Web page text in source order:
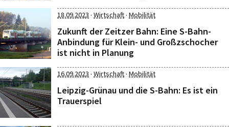
18.09.2023 · Wirtschaft· Mobilität
Zukunft der Zeitzer Bahn: Eine S-Bahn-
Anbindung für Klein- und Großzschocher
ist nicht in Planung
16.09.2023 · Wirtschaft· Mobilität
Leipzig-Grünau und die S-Bahn: Es ist ein
Trauerspiel